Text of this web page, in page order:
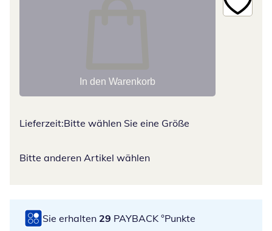
In den Warenkorb
Lieferzeit:Bitte wählen Sie eine Größe
Bitte anderen Artikel wählen
Sie erhalten 29 PAYBACK °Punkte